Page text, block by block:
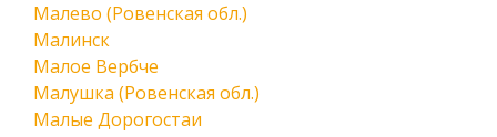
Малево (Ровенская обл.)
Малинск
Малое Вербче
Малушка (Ровенская обл.)
Малые Дорогостаи